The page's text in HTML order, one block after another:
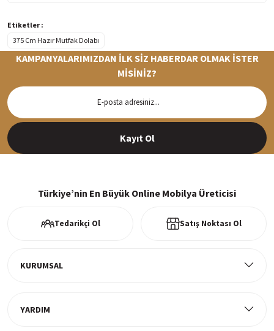
Etiketler :
375 Cm Hazır Mutfak Dolabı
Siparişleriniz en kısa sürede hazırlanarak kargoya verilir
KAMPANYALARIMIZDAN İLK SİZ HABERDAR OLMAK İSTER
MİSİNİZ?
Kayıt Ol
Türkiye’nin En Büyük Online Mobilya Üreticisi
Tedarikçi Ol Satış Noktası Ol
KURUMSAL
YARDIM